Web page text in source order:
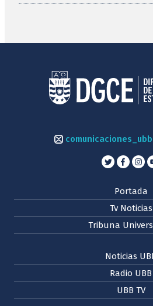
Portada
Tv Noticias
Tribuna
Noticias
Radio UBB
UBB TV